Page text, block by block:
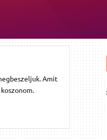
Amit